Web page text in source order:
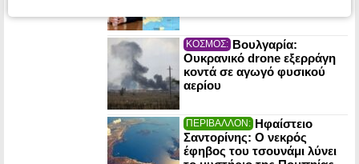
ΚΟΣΜΟΣ: Βουλγαρία:
Ουκρανικό drone εξερράγη
κοντά σε αγωγό φυσικού
αερίου
ΠΕΡΙΒΑΛΛΟΝ: Ηφαίστειο
Σαντορίνης: Ο νεκρός
έφηβος του τσουνάμι λύνει